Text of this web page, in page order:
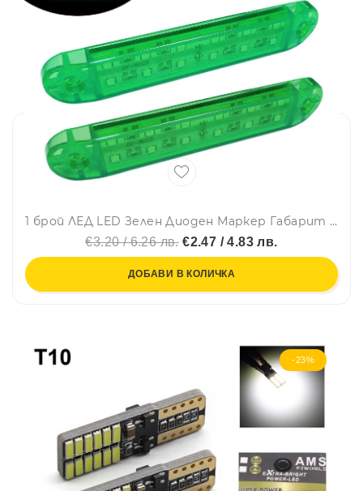
1 брой ЛЕД LED Зелен Диоден Маркер Габарит Токос със 12 светодиода за камион ремарке бус ван каравана платформа 12V
€3.20 / 6.26 лв.€2.47 / 4.83 лв.
ДОБАВИ В КОЛИЧКА
-23%